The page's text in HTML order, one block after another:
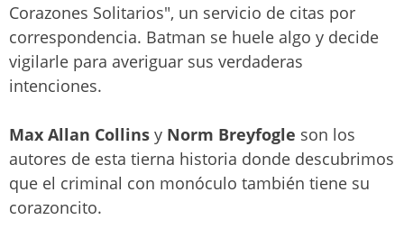
Corazones Solitarios", un servicio de citas por
correspondencia. Batman se huele algo y decide
vigilarle para averiguar sus verdaderas
intenciones.
Max Allan Collins y Norm Breyfogle son los
autores de esta tierna historia donde descubrimos
que el criminal con monóculo también tiene su
corazoncito.